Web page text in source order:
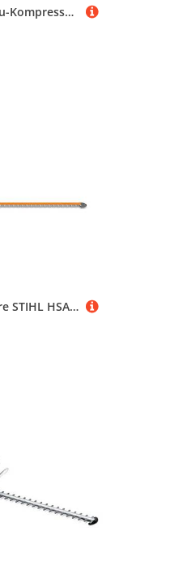
STIHL KOA 20 Akku-Kompressor, Digitales Display, Automatische Abschaltung, LED-Beleuchtung, Hochdruck- und Volumenfunktion ohne Akku und Ladegerät
Akku Heckenschere STIHL HSA 45